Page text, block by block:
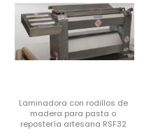
Laminadora con rodillos de
madera para pasta o
repostería artesana RSF32